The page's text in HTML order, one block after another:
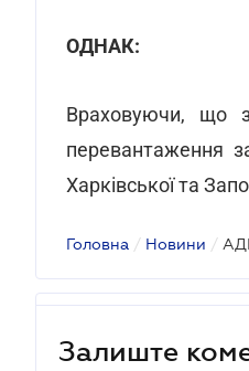
ОДНАК:
Враховуючи, що
перевантаження
Харківської та
Головна / Новини /
Залиште